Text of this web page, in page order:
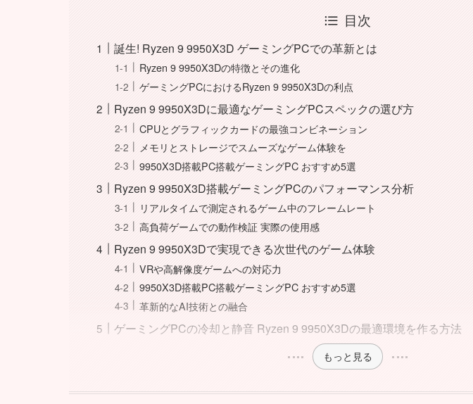
目次
誕生! Ryzen 9 9950X3D ゲーミングPCでの革新とは
Ryzen 9 9950X3Dの特徴とその進化
ゲーミングPCにおけるRyzen 9 9950X3Dの利点
Ryzen 9 9950X3Dに最適なゲーミングPCスペックの選び方
CPUとグラフィックカードの最強コンビネーション
メモリとストレージでスムーズなゲーム体験を
9950X3D搭載PC搭載ゲーミングPC おすすめ5選
Ryzen 9 9950X3D搭載ゲーミングPCのパフォーマンス分析
リアルタイムで測定されるゲーム中のフレームレート
高負荷ゲームでの動作検証 実際の使用感
Ryzen 9 9950X3Dで実現できる次世代のゲーム体験
VRや高解像度ゲームへの対応力
9950X3D搭載PC搭載ゲーミングPC おすすめ5選
革新的なAI技術との融合
ゲーミングPCの冷却と静音 Ryzen 9 9950X3Dの最適環境を作る方法
もっと見る